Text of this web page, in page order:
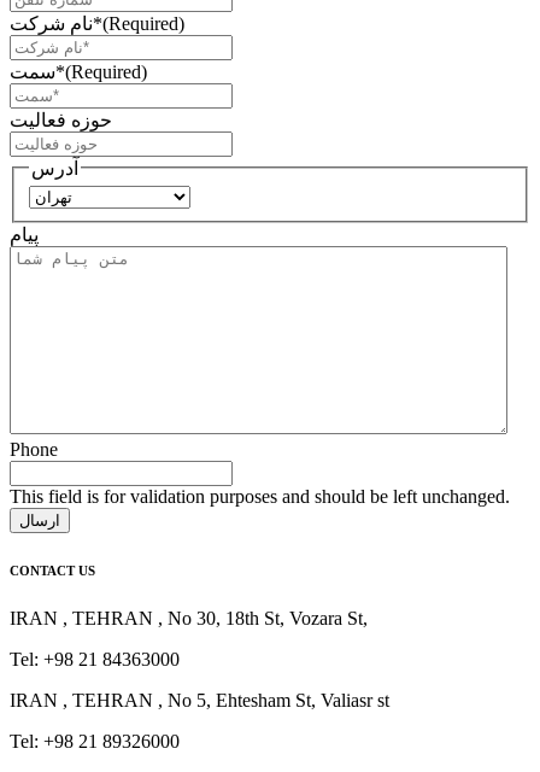
نام شرکت*(Required)
سمت*(Required)
حوزه فعالیت
آدرس
پیام
Phone
This field is for validation purposes and should be left unchanged.
CONTACT US
IRAN , TEHRAN , No 30, 18th St, Vozara St,
Tel: +98 21 84363000
IRAN , TEHRAN , No 5, Ehtesham St, Valiasr st
Tel: +98 21 89326000